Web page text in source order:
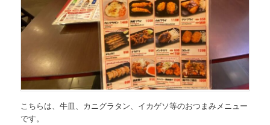
こちらは、牛皿、カニグラタン、イカゲソ等のおつまみメニュー
です。